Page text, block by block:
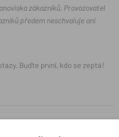
zákazníků. Provozovatel
předem neschvaluje ani
Buďte první, kdo se zeptá!